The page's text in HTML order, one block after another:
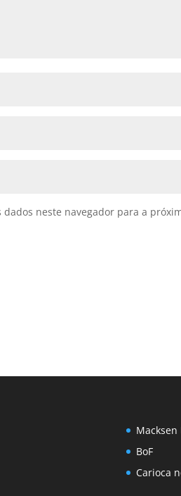
dados neste navegador para a
Macksen
BoF
Carioca